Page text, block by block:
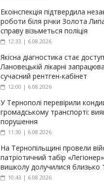
Екоінспекція підтвердила
роботи біля річки Золота
справу візьметься поліція
12:33 | 6.08.2026
Якісна діагностика стає
Лановецькій лікарні
сучасний рентген-кабінет
12:00 | 6.08.2026
У Тернополі перевірили
громадському транспорті:
порушення
11:30 | 6.08.2026
На Тернопільщині провели
патріотичний табір
вишколу долучилися близько
10:43 | 6.08.2026